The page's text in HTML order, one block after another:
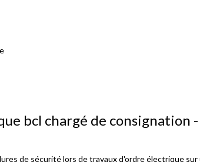
bcl chargé de consignation
de sécurité lors de travaux d'ordre électrique sur